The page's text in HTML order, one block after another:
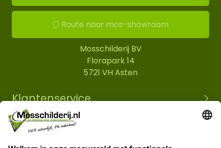
Route naar mos-showroom
Mosschilderij BV
Florapark 14
5721 VH Asten
Klantenservice
Informatie